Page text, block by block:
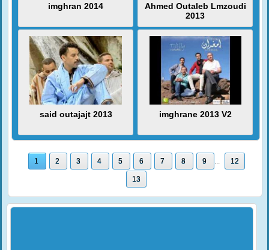
imghran 2014
Ahmed Outaleb Lmzoudi
2013
said outajajt 2013 imghrane 2013 V2
1 2 3 4 5 6 7 8 9 12
13